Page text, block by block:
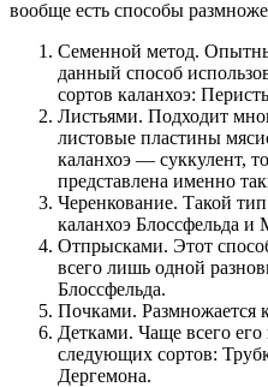
вообще есть способы
Семенной метод.
данный способ
сортов каланхоэ:
Листьями. Подходит
листовые пластины
каланхоэ — суккулент,
представлена именно
Черенкование. Такой
каланхоэ Блоссфельда и
Отпрысками. Этот
всего лишь одной
Блоссфельда.
Почками. Размножается
Детками. Чаще всего
следующих сортов:
Дергемона.